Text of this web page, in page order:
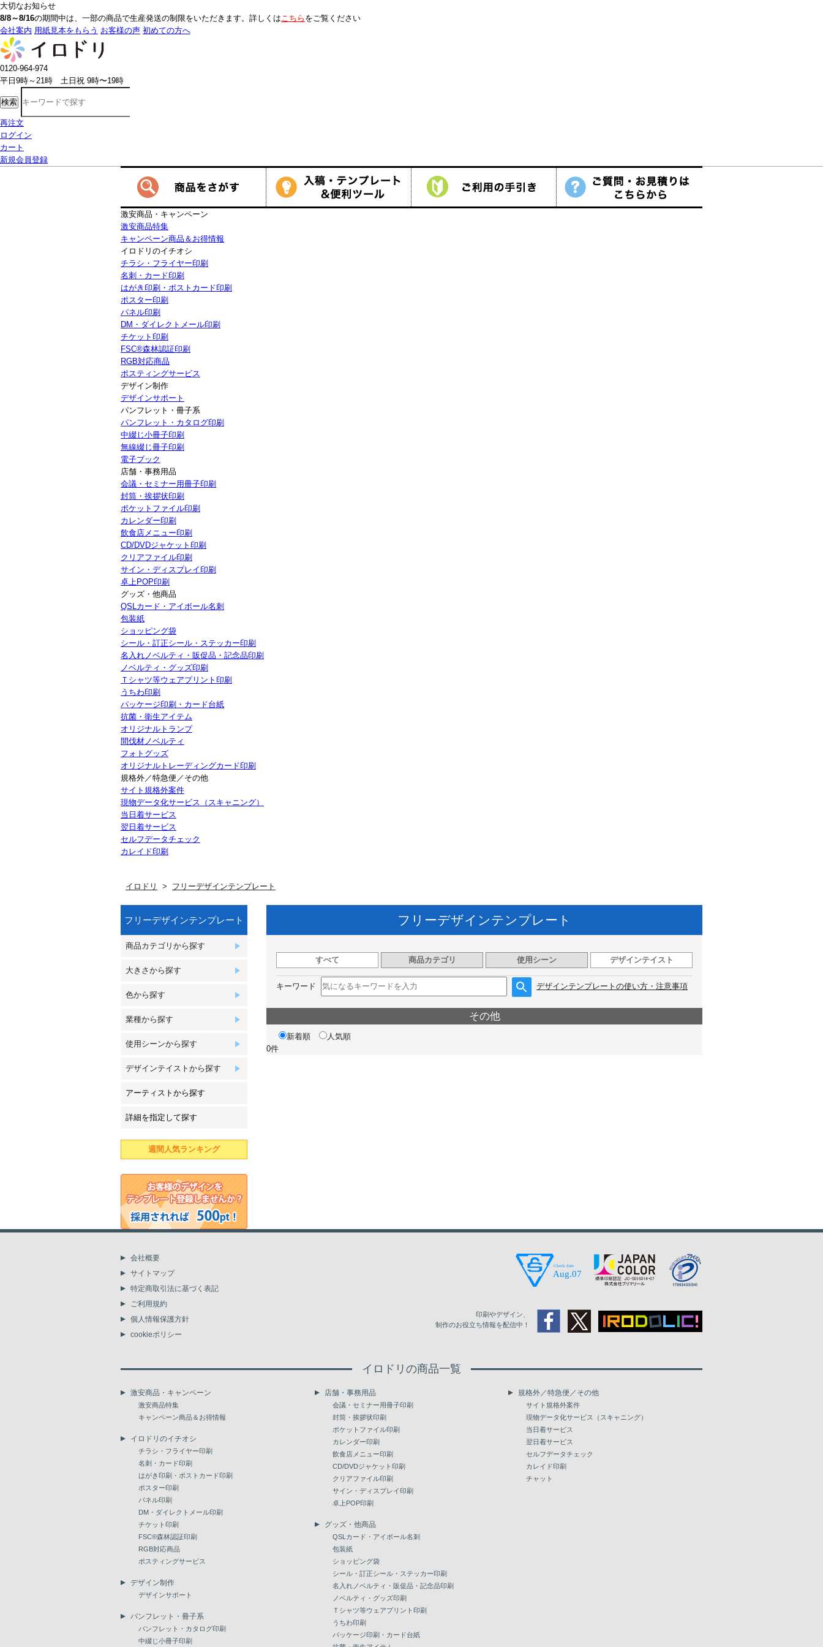
大切なお知らせ
8/8～8/16の期間中は、一部の商品で生産発送の制限をいただきます。詳しくはこちら をご覧ください
会社案内 用紙見本をもらう お客様の声 初めての方へ
0120-964-974
平日9時～21時 土日祝 9時〜19時
検索
再注文
ログイン
カート
新規会員登録
激安商品・キャンペーン
激安商品特集
キャンペーン商品＆お得情報
イロドリのイチオシ
チラシ・フライヤー印刷
名刺・カード印刷
はがき印刷・ポストカード印刷
ポスター印刷
パネル印刷
DM・ダイレクトメール印刷
チケット印刷
FSC®森林認証印刷
RGB対応商品
ポスティングサービス
デザイン制作
デザインサポート
パンフレット・冊子系
パンフレット・カタログ印刷
中綴じ小冊子印刷
無線綴じ冊子印刷
電子ブック
店舗・事務用品
会議・セミナー用冊子印刷
封筒・挨拶状印刷
ポケットファイル印刷
カレンダー印刷
飲食店メニュー印刷
CD/DVDジャケット印刷
クリアファイル印刷
サイン・ディスプレイ印刷
卓上POP印刷
グッズ・他商品
QSLカード・アイボール名刺
包装紙
ショッピング袋
シール・訂正シール・ステッカー印刷
名入れノベルティ・販促品・記念品印刷
ノベルティ・グッズ印刷
Ｔシャツ等ウェアプリント印刷
うちわ印刷
パッケージ印刷・カード台紙
抗菌・衛生アイテム
オリジナルトランプ
間伐材ノベルティ
フォトグッズ
オリジナルトレーディングカード印刷
規格外／特急便／その他
サイト規格外案件
現物データ化サービス（スキャニング）
当日着サービス
翌日着サービス
セルフデータチェック
カレイド印刷
イロドリ フリーデザインテンプレート
フリーデザインテンプレート
商品カテゴリから探す
大きさから探す
色から探す
業種から探す
使用シーンから探す
デザインテイストから探す
アーティストから探す
詳細を指定して探す
週間人気ランキング
フリーデザインテンプレート
すべて 商品カテゴリ 使用シーン デザインテイスト
キーワード デザインテンプレートの使い方・注意事項
その他
新着順
人気順
0件
会社概要
サイトマップ
特定商取引法に基づく表記
ご利用規約
個人情報保護方針
cookieポリシー
印刷やデザイン、
制作のお役立ち情報を配信中！
イロドリの商品一覧
激安商品・キャンペーン
激安商品特集
キャンペーン商品＆お得情報
イロドリのイチオシ
チラシ・フライヤー印刷
名刺・カード印刷
はがき印刷・ポストカード印刷
ポスター印刷
パネル印刷
DM・ダイレクトメール印刷
チケット印刷
FSC®森林認証印刷
RGB対応商品
ポスティングサービス
デザイン制作
デザインサポート
パンフレット・冊子系
パンフレット・カタログ印刷
中綴じ小冊子印刷
店舗・事務用品
会議・セミナー用冊子印刷
封筒・挨拶状印刷
ポケットファイル印刷
カレンダー印刷
飲食店メニュー印刷
CD/DVDジャケット印刷
クリアファイル印刷
サイン・ディスプレイ印刷
卓上POP印刷
グッズ・他商品
QSLカード・アイボール名刺
包装紙
ショッピング袋
シール・訂正シール・ステッカー印刷
名入れノベルティ・販促品・記念品印刷
ノベルティ・グッズ印刷
Ｔシャツ等ウェアプリント印刷
うちわ印刷
パッケージ印刷・カード台紙
規格外／特急便／その他
サイト規格外案件
現物データ化サービス（スキャニング）
当日着サービス
翌日着サービス
セルフデータチェック
カレイド印刷
チャット